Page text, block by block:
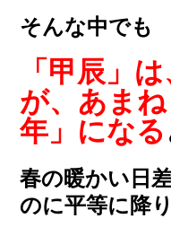
そんな中でも
「甲辰」
が、あまね
年」になる
春の暖かい日
のに平等に降り